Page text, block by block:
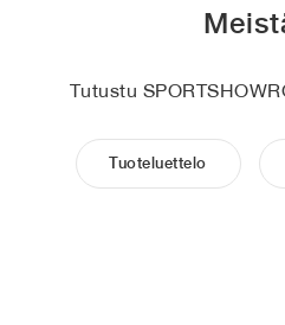
Tutustu
Tuoteluettelo